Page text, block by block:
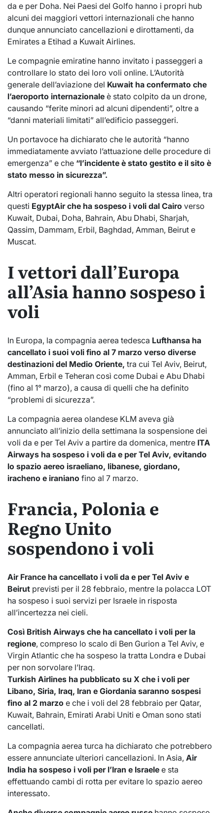
da e per Doha. Nei Paesi del Golfo hanno i propri hub
alcuni dei maggiori vettori internazionali che hanno
dunque annunciato cancellazioni e dirottamenti, da
Emirates a Etihad a Kuwait Airlines.
Le compagnie emiratine hanno invitato i passeggeri a
controllare lo stato dei loro voli online. L’Autorità
generale dell’aviazione del Kuwait ha confermato che
l’aeroporto internazionale è stato colpito da un drone,
causando “ferite minori ad alcuni dipendenti”, oltre a
“danni materiali limitati” all’edificio passeggeri.
Un portavoce ha dichiarato che le autorità “hanno
immediatamente avviato l’attuazione delle procedure di
emergenza” e che “l’incidente è stato gestito e il sito è
stato messo in sicurezza”.
Altri operatori regionali hanno seguito la stessa linea, tra
questi EgyptAir che ha sospeso i voli dal Cairo verso
Kuwait, Dubai, Doha, Bahrain, Abu Dhabi, Sharjah,
Qassim, Dammam, Erbil, Baghdad, Amman, Beirut e
Muscat.
I vettori dall’Europa
all’Asia hanno sospeso i
voli
In Europa, la compagnia aerea tedesca Lufthansa ha
cancellato i suoi voli fino al 7 marzo verso diverse
destinazioni del Medio Oriente, tra cui Tel Aviv, Beirut,
Amman, Erbil e Teheran così come Dubai e Abu Dhabi
(fino al 1° marzo), a causa di quelli che ha definito
“problemi di sicurezza”.
La compagnia aerea olandese KLM aveva già
annunciato all’inizio della settimana la sospensione dei
voli da e per Tel Aviv a partire da domenica, mentre ITA
Airways ha sospeso i voli da e per Tel Aviv, evitando
lo spazio aereo israeliano, libanese, giordano,
iracheno e iraniano fino al 7 marzo.
Francia, Polonia e
Regno Unito
sospendono i voli
Air France ha cancellato i voli da e per Tel Aviv e
Beirut previsti per il 28 febbraio, mentre la polacca LOT
ha sospeso i suoi servizi per Israele in risposta
all’incertezza nei cieli.
Così British Airways che ha cancellato i voli per la
regione, compreso lo scalo di Ben Gurion a Tel Aviv, e
Virgin Atlantic che ha sospeso la tratta Londra e Dubai
per non sorvolare l’Iraq.
Turkish Airlines ha pubblicato su X che i voli per
Libano, Siria, Iraq, Iran e Giordania saranno sospesi
fino al 2 marzo e che i voli del 28 febbraio per Qatar,
Kuwait, Bahrain, Emirati Arabi Uniti e Oman sono stati
cancellati.
La compagnia aerea turca ha dichiarato che potrebbero
essere annunciate ulteriori cancellazioni. In Asia, Air
India ha sospeso i voli per l’Iran e Israele e sta
effettuando cambi di rotta per evitare lo spazio aereo
interessato.